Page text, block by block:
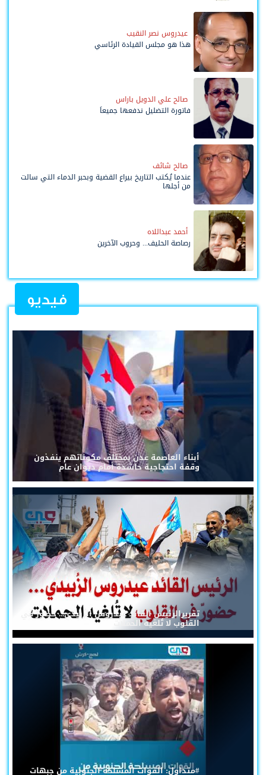
عيدروس نصر النقيب
هذا هو مجلس القيادة الرئاسي
صالح علي الدويل باراس
فاتورة التضليل ندفعها جميعاً
صالح شائف
عندما يُكتب التاريخ بيراع القضية وبحبر الدماء التي سالت
من أجلها
أحمد عبداللاه
رصاصة الحليف... وحروب الآخرين
فيديو
أبناء العاصمة عدن بمختلف مكوناتهم ينفذون
وقفة احتجاجية حاشدة أمام ديوان عام
تقريرالرئيس القائد عيدروس الزُبيدي... حضورٌ في
القلوب لا تُلغيه الحملات
#متداول: القوات المسلحة الجنوبية من جبهات